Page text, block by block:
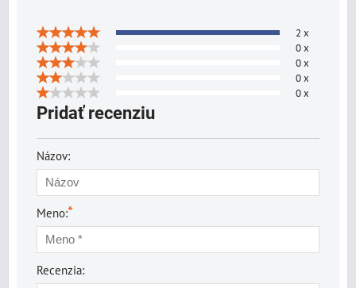
2 x
0 x
0 x
0 x
0 x
Pridať recenziu
Názov:
Meno:*
Recenzia: